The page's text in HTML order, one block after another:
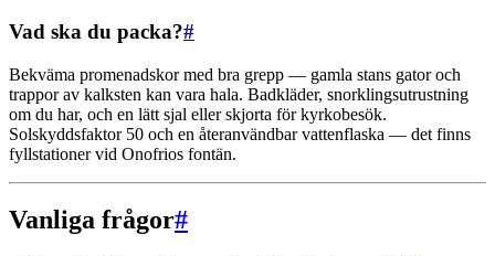
Vad ska du packa?#
Bekväma promenadskor med bra grepp — gamla stans gator och
trappor av kalksten kan vara hala. Badkläder, snorklingsutrustning
om du har, och en lätt sjal eller skjorta för kyrkobesök.
Solskyddsfaktor 50 och en återanvändbar vattenflaska — det finns
fyllstationer vid Onofrios fontän.
Vanliga frågor#